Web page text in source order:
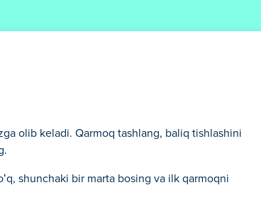
olib keladi. Qarmoq tashlang, baliq tishlashini
shunchaki bir marta bosing va ilk qarmoqni